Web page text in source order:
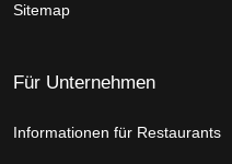
Sitemap
Für Unternehmen
Informationen für Restaurants